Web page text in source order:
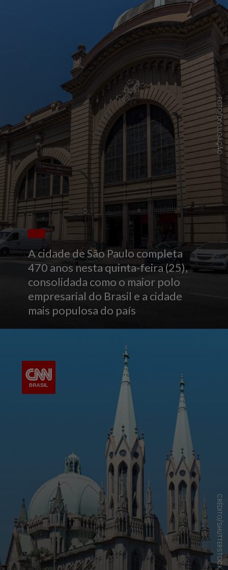
A cidade de São Paulo completa
470 anos nesta quinta-feira (25),
consolidada como o maior polo
empresarial do Brasil e a cidade
mais populosa do país
FOTO/DIVULGAÇÃO
CRÉDITO/SHUTTERSTOCK